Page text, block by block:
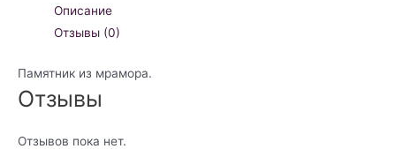
Описание
Отзывы (0)
Памятник из мрамора.
Отзывы
Отзывов пока нет.